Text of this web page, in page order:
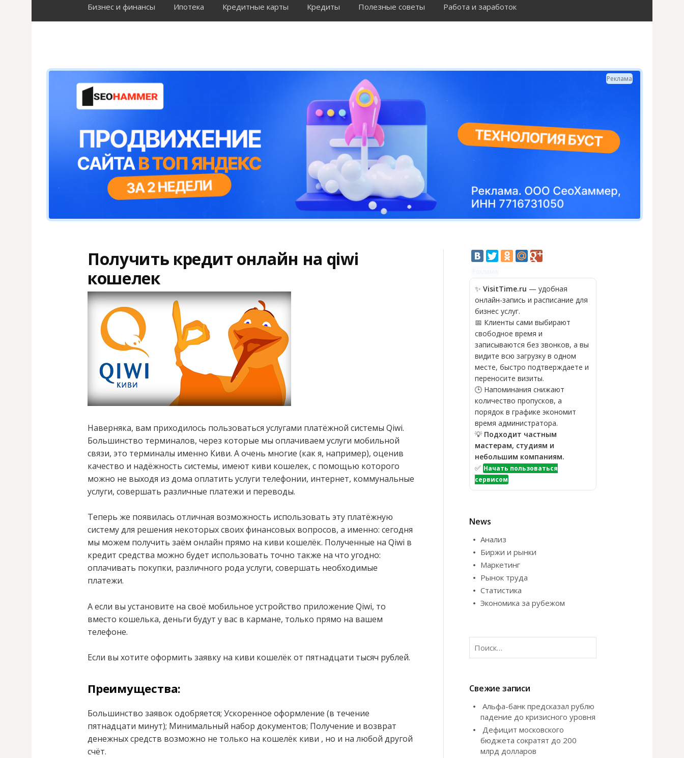
Бизнес и финансы Ипотека Кредитные карты Кредиты Полезные советы Работа и заработок
й
и
:
Реклама
Получить кредит онлайн на qiwi
кошелек
Наверняка, вам приходилось пользоваться услугами платёжной системы Qiwi.
Большинство терминалов, через которые мы оплачиваем услуги мобильной
связи, это терминалы именно Киви. А очень многие (как я, например), оценив
качество и надёжность системы, имеют киви кошелек, с помощью которого
можно не выходя из дома оплатить услуги телефонии, интернет, коммунальные
услуги, совершать различные платежи и переводы.
Теперь же появилась отличная возможность использовать эту платёжную
систему для решения некоторых своих финансовых вопросов, а именно: сегодня
мы можем получить заём онлайн прямо на киви кошелёк. Полученные на Qiwi в
кредит средства можно будет использовать точно также на что угодно:
оплачивать покупки, различного рода услуги, совершать необходимые
платежи.
А если вы установите на своё мобильное устройство приложение Qiwi, то
вместо кошелька, деньги будут у вас в кармане, только прямо на вашем
телефоне.
Если вы хотите оформить заявку на киви кошелёк от пятнадцати тысяч рублей.
Преимущества:
Большинство заявок одобряется; Ускоренное оформление (в течение
пятнадцати минут); Минимальный набор документов; Получение и возврат
денежных средств возможно не только на кошелёк киви , но и на любой другой
счёт.
✨ VisitTime.ru — удобная
онлайн-запись и расписание для
бизнес услуг.
📅 Клиенты сами выбирают
свободное время и
записываются без звонков, а вы
видите всю загрузку в одном
месте, быстро подтверждаете и
переносите визиты.
🕒 Напоминания снижают
количество пропусков, а
порядок в графике экономит
время администратора.
💡 Подходит частным
мастерам, студиям и
небольшим компаниям.
✅ Начать пользоваться
сервисом
News
Анализ
Биржи и рынки
Маркетинг
Рынок труда
Статистика
Экономика за рубежом
Н
и
Свежие записи
Альфа-банк предсказал рублю
падение до кризисного уровня
Дефицит московского
бюджета сократят до 200
млрд долларов